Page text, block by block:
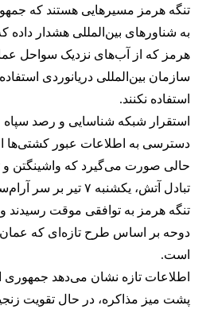
تنگه هرمز مسیرهایی هستند که
به شناورهای بین‌المللی هشدار داده
هرمز که از آب‌های نزدیک سواحل
سازمان بین‌المللی دریانوردی
استفاده نکنند.
استقرار شبکه شناسایی و رصد سپاه
دسترسی به اطلاعات عبور کشتی‌ها
حالی صورت می‌گیرد که واشینگتن و
تبادل آتش، یکشنبه ۷
تنگه هرمز به توافقی موقت رسیدند
دوحه بر اساس طرح تازه‌ای که عمان
است.
اطلاعات تازه نشان می‌دهد
پشت میز مذاکره، در حال تقویت